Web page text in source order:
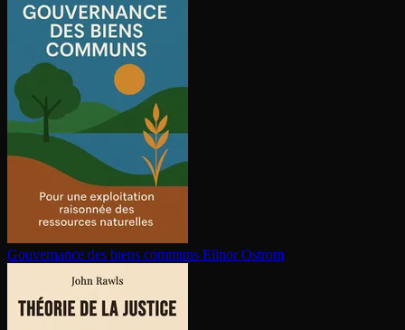
Gouvernance des biens communs Elinor Ostrom